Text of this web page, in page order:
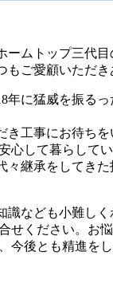
ムトップ三代
ご愛顧いただき
年に猛威を振る
工事にお待ち
して暮らして
継承をしてき
なども小難しく
ください。お
後とも精進をし